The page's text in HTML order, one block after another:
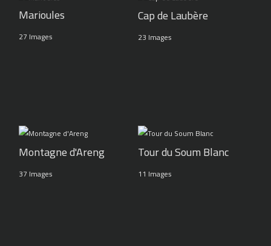
Marioules
27 Images
Cap de Laubère
23 Images
Montagne d'Areng
37 Images
Tour du Soum Blanc
11 Images